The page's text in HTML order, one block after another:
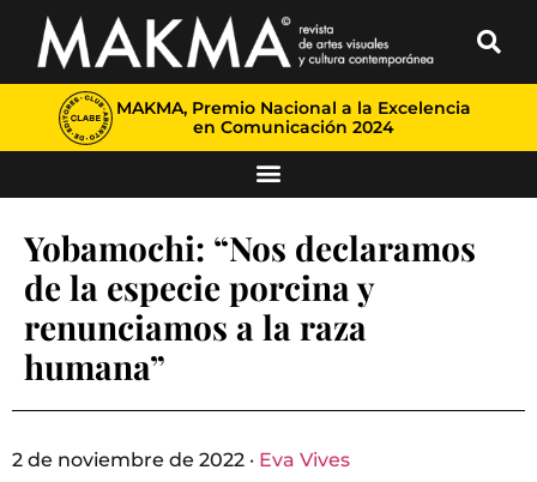
MAKMA, Premio Nacional a la Excelencia
en Comunicación 2024
Yobamochi: “Nos declaramos
de la especie porcina y
renunciamos a la raza
humana”
2 de noviembre de 2022 · Eva Vives